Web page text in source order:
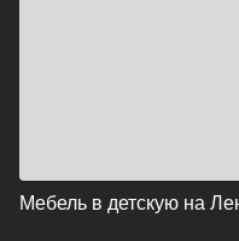
Мебель в детскую на